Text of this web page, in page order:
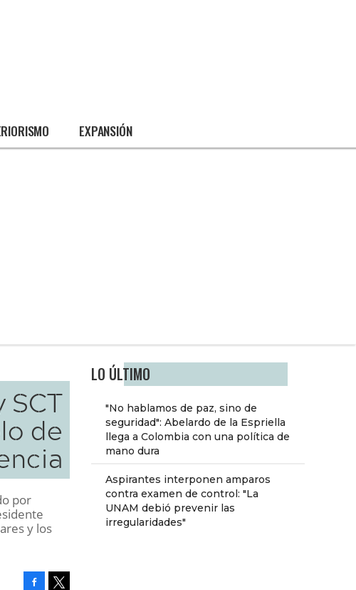
EXPANSIÓN
LO ÚLTIMO
"No hablamos de paz, sino de
seguridad": Abelardo de la Espriella
llega a Colombia con una política de
mano dura
Aspirantes interponen amparos
contra examen de control: "La
UNAM debió prevenir las
irregularidades"
de
por
y los